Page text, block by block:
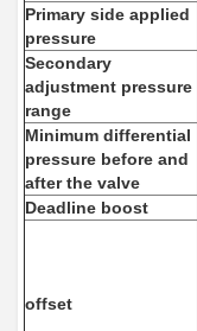
Primary side applied
pressure
Secondary
adjustment pressure
range
Minimum differential
pressure before and
after the valve
Deadline boost
offset